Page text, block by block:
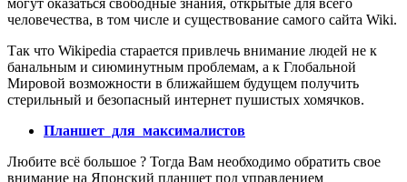
человечества, в том числе и существование самого сайта Wiki.
Так что Wikipedia старается привлечь внимание людей не к
банальным и сиюминутным проблемам, а к Глобальной
Мировой возможности в ближайшем будущем получить
стерильный и безопасный интернет пушистых хомячков.
Планшет для максималистов
Любите всё большое ? Тогда Вам необходимо обратить свое
внимание на Японский планшет под управлением